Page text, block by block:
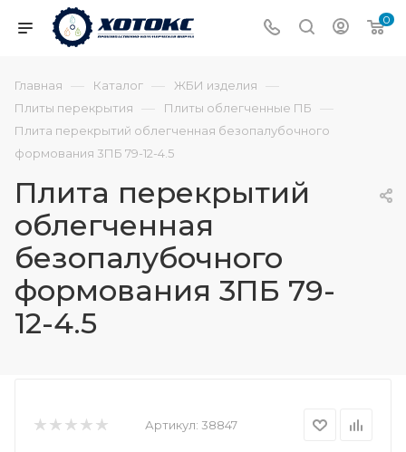
0
Главная — Каталог — ЖБИ изделия —
Плиты перекрытия — Плиты облегченные ПБ —
Плита перекрытий облегченная безопалубочного
формования 3ПБ 79-12-4.5
Плита перекрытий
облегченная
безопалубочного
формования 3ПБ 79-
12-4.5
Артикул: 38847